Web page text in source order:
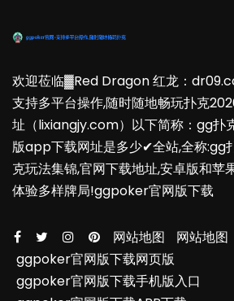
欢迎莅临▓Red Dragon 红龙：
支持多平台操作,随时随地畅玩扑克
址（lixiangjy.com）以下简称：gg扑
版app下载网址是多少✔全站,全称:gg
克玩法集锦,官网下载地址,安卓版和苹
体验多样牌局!ggpoker官网版下载
网站地图 网站地图
ggpoker官网版下载网页版
ggpoker官网版下载手机版入口